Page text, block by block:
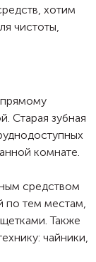
хотим
чистоты,
Старая зубная
комнате.
средством
по тем местам,
Также
чайники,